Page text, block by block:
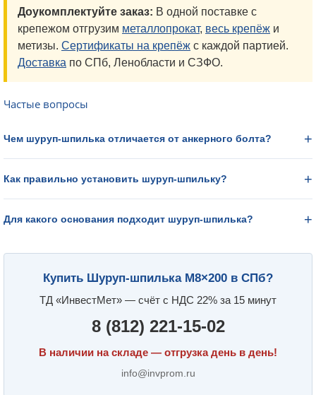
Доукомплектуйте заказ: В одной поставке с
крепежом отгрузим металлопрокат, весь крепёж и
метизы. Сертификаты на крепёж с каждой партией.
Доставка по СПб, Ленобласти и СЗФО.
Частые вопросы
Чем шуруп-шпилька отличается от анкерного болта?
Как правильно установить шуруп-шпильку?
Для какого основания подходит шуруп-шпилька?
Купить Шуруп-шпилька М8×200 в СПб?
ТД «ИнвестМет» — счёт с НДС 22% за 15 минут
8 (812) 221-15-02
В наличии на складе — отгрузка день в день!
info@invprom.ru